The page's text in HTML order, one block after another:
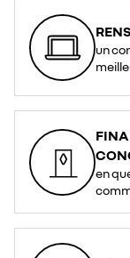
un
en